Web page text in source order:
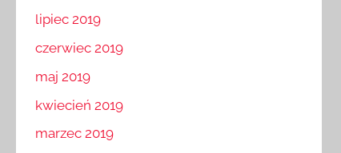
lipiec 2019
czerwiec 2019
maj 2019
kwiecień 2019
marzec 2019